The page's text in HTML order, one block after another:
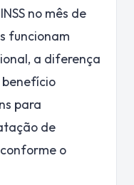
no mês de
funcionam
a diferença
para
de
o